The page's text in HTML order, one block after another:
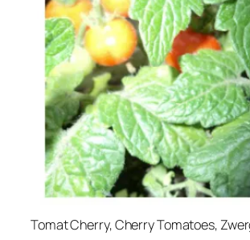
Tomat Cherry, Cherry Tomatoes,